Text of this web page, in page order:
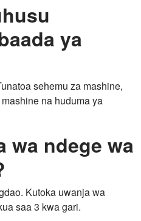
ya
sehemu za mashine,
na huduma ya
wa ndege wa
Kutoka uwanja wa
saa 3 kwa gari.